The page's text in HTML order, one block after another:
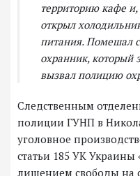
территорию кафе
открыл
питания. Помешал
охранник,
вызвал полицию
Следственным
полиции ГУНП в
уголовное
статьи 185 УК Украины
лишением свободы на